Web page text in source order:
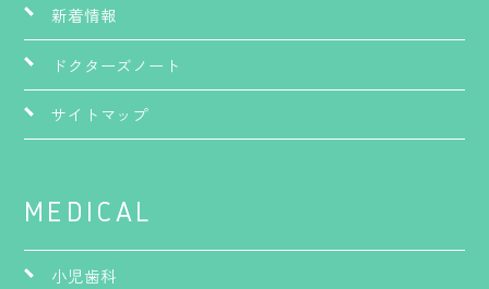
新着情報
ドクターズノート
サイトマップ
MEDICAL
小児歯科